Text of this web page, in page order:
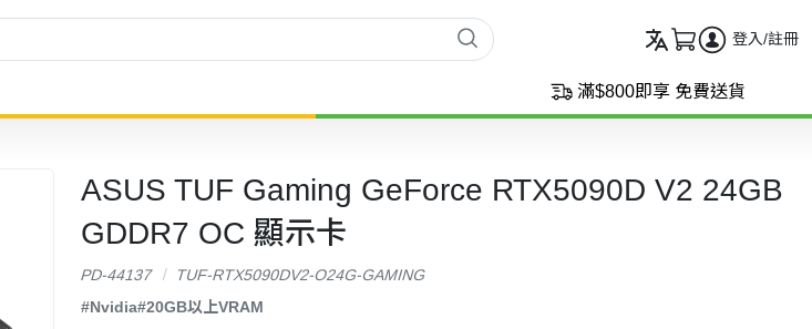
登入/註冊
滿$800即享 免費送貨
ASUS TUF Gaming GeForce RTX5090D V2 24GB
GDDR7 OC 顯示卡
PD-44137
TUF-RTX5090DV2-O24G-GAMING
#Nvidia#20GB以上VRAM